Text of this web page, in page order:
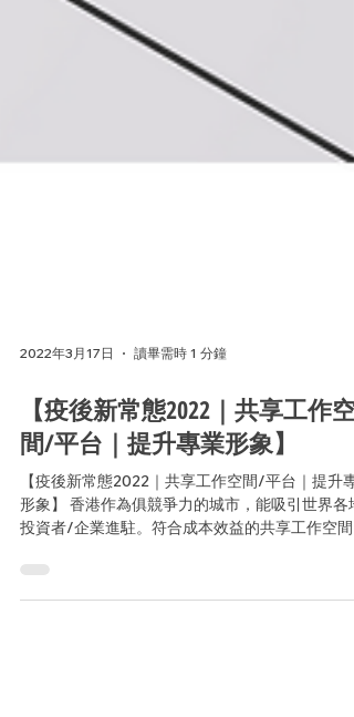
2022年3月17日 讀畢需時 1 分鐘
【疫後新常態2022｜共享工作空
間/平台｜提升專業形象】
【疫後新常態2022｜共享工作空間/平台｜提升專
投資者/企業進駐。符合成本效益的共享工作空間/
平台是他們的有利選擇。 由於總部大多設於外國，